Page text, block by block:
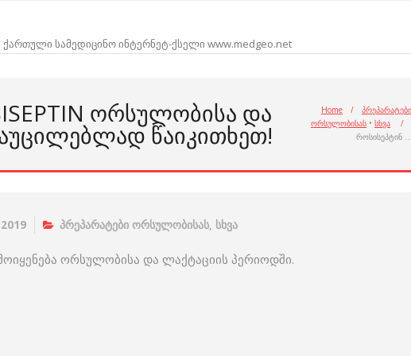
სამედიცინო ინტერნეტ-ქსელი www.medgeo.net
ᲝᲠᲡᲣᲚᲝᲑᲘᲡᲐ ᲓᲐ
ᲬᲐᲘᲙᲘᲗᲮᲔᲗ!
Home /
პრეპარატები
ორსულობისას • სხვა
/
როსისეპტინ …
პრეპარატები ორსულობისას, სხვა
ორსულობისა და ლაქტაციის პერიოდში.